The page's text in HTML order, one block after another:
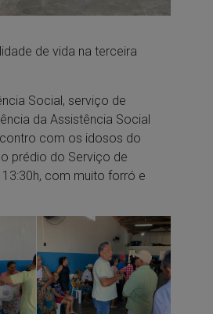
de vida na terceira
Social, serviço de
da Assistência Social
com os idosos do
prédio do Serviço de
com muito forró e